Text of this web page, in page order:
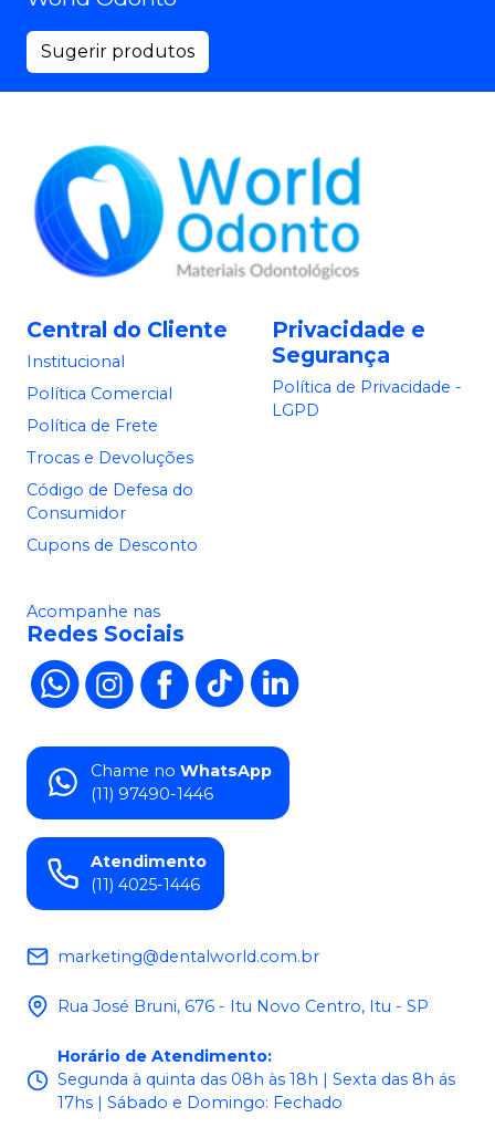
Sugerir produtos
Central do Cliente
Institucional
Política Comercial
Política de Frete
Trocas e Devoluções
Código de Defesa do
Consumidor
Cupons de Desconto
Privacidade e
Segurança
Política de Privacidade -
LGPD
Acompanhe nas
Redes Sociais
Chame no WhatsApp
(11) 97490-1446
Atendimento
(11) 4025-1446
marketing@dentalworld.com.br
Rua José Bruni, 676 - Itu Novo Centro, Itu - SP
Horário de Atendimento:
Segunda à quinta das 08h às 18h | Sexta das 8h ás
17hs | Sábado e Domingo: Fechado